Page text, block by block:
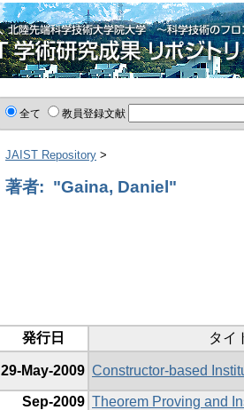
全て 教員登録文献
JAIST Repository >
著者: "Gaina, Daniel"
発行日 タイ
29-May-2009 Constructor-based
Sep-2009 Theorem Proving and